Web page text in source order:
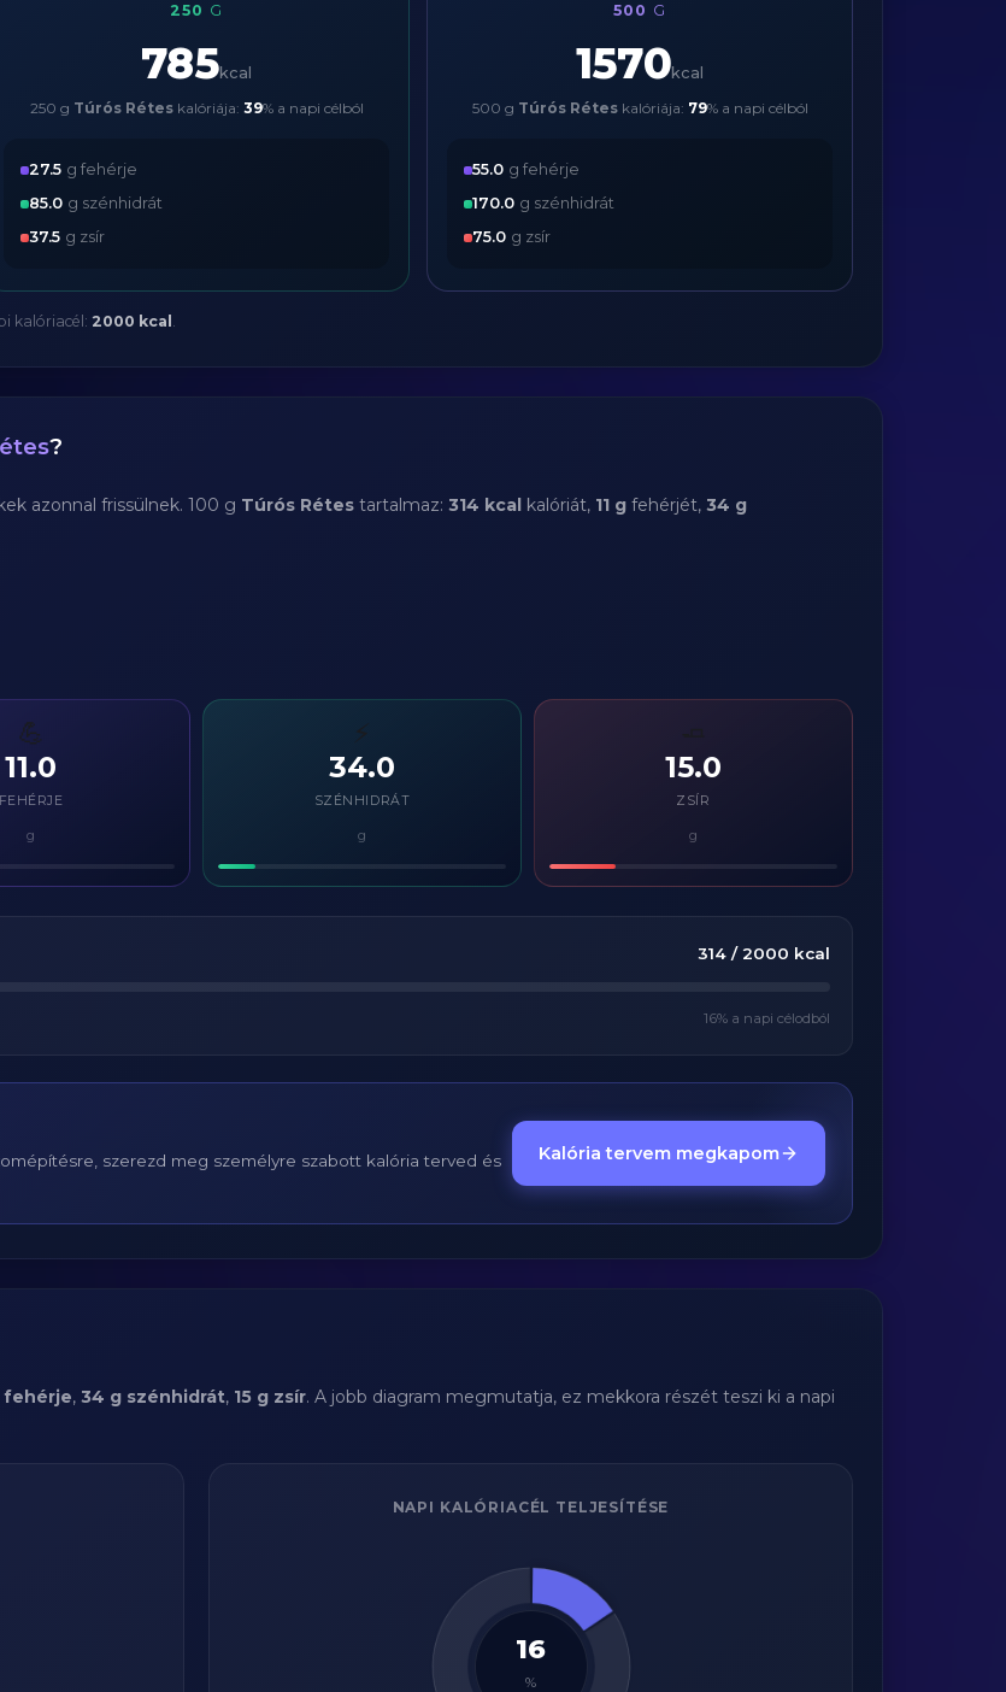
250 G
785kcal
250 g Túrós Réteskalóriája: 39% a napi célból
27.5 g fehérje
85.0 g szénhidrát
37.5 g zsír
500 G
1570kcal
500 g Túrós Réteskalóriája: 79% a napi célból
55.0 g fehérje
170.0 g szénhidrát
75.0 g zsír
kalóriacél: 2000 kcal .
?
azonnal frissülnek. 100 g Túrós Rétes tartalmaz: 314 kcal kalóriát, 11 g fehérjét, 34 g
💪
11.0
FEHÉRJE
g
⚡
34.0
SZÉNHIDRÁT
g
15.0
ZSÍR
g
314 / 2000 kcal
16% a napi célodból
szerezd meg személyre szabott kalória terved és
Kalória tervem megkapom
fehérje, 34 g szénhidrát, 15 g zsír. A jobb diagram megmutatja, ez mekkora részét teszi ki a napi
NAPI KALÓRIACÉL TELJESÍTÉSE
16
%